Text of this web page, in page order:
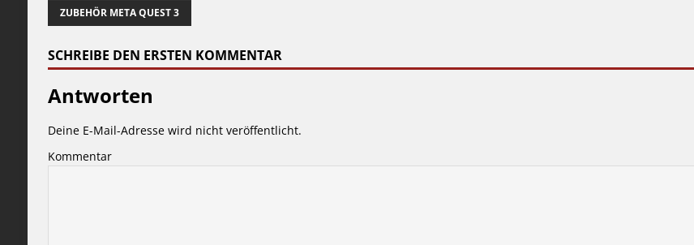
ZUBEHÖR META QUEST 3
SCHREIBE DEN ERSTEN KOMMENTAR
Antworten
Deine E-Mail-Adresse wird nicht veröffentlicht.
Kommentar